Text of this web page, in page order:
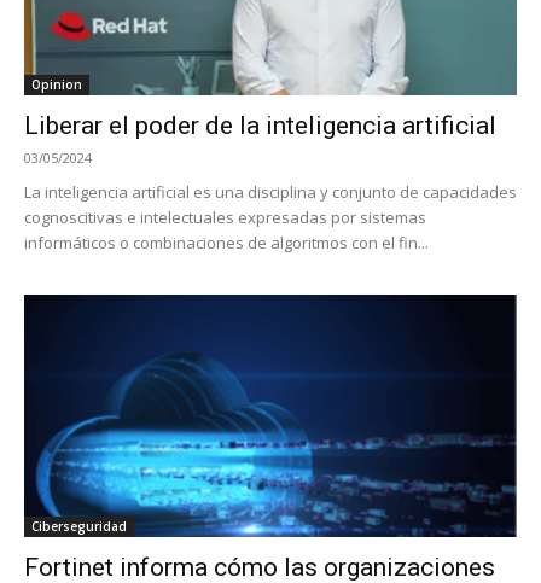
Opinion
Liberar el poder de la inteligencia artificial
03/05/2024
La inteligencia artificial es una disciplina y conjunto de capacidades
cognoscitivas e intelectuales expresadas por sistemas
informáticos o combinaciones de algoritmos con el fin...
Ciberseguridad
Fortinet informa cómo las organizaciones